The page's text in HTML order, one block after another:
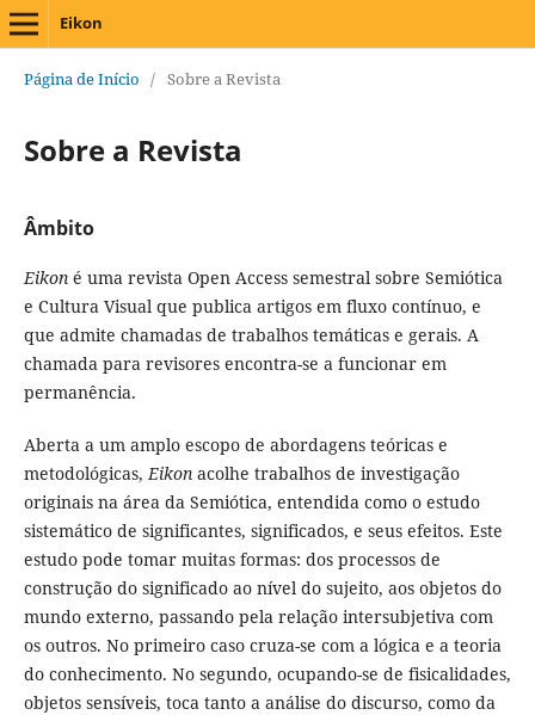
Eikon
Página de Início / Sobre a Revista
Sobre a Revista
Âmbito
Eikoné uma revista Open Access semestral sobre Semiótica
e Cultura Visual que publica artigos em fluxo contínuo, e
que admite chamadas de trabalhos temáticas e gerais. A
chamada para revisores encontra-se a funcionar em
permanência.
Aberta a um amplo escopo de abordagens teóricas e
metodológicas,Eikonacolhe trabalhos de investigação
originais na área da Semiótica, entendida como o estudo
sistemático de significantes, significados, e seus efeitos. Este
estudo pode tomar muitas formas: dos processos de
construção do significado ao nível do sujeito, aos objetos do
mundo externo, passando pela relação intersubjetiva com
os outros. No primeiro caso cruza-se com a lógica e a teoria
do conhecimento. No segundo, ocupando-se de fisicalidades,
objetos sensíveis, toca tanto a análise do discurso, como da